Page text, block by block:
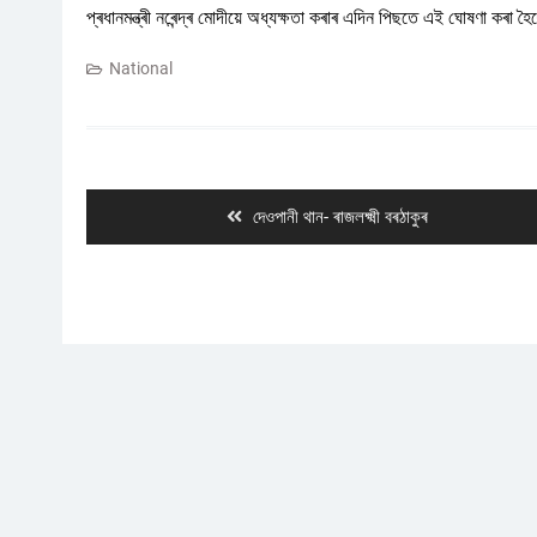
প্ৰধানমন্ত্ৰী নৰেন্দ্ৰ মোদীয়ে অধ্যক্ষতা কৰাৰ এদিন পিছতে এই ঘোষণা কৰা
National
Previous
post:
দেওপানী থান- ৰাজলক্ষ্মী বৰঠাকুৰ